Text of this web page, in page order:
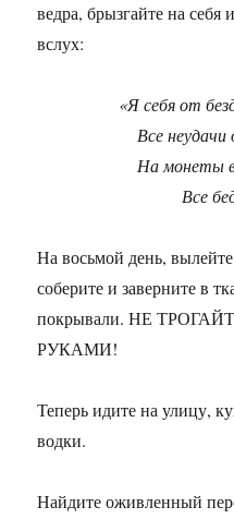
ведра, брызгайте на себя
вслух:
«Я себя от
Все неудачи
На монеты
Все
На восьмой день,
соберите и заверните в
покрывали. НЕ
РУКАМИ!
Теперь идите на улицу,
водки.
Найдите оживленный